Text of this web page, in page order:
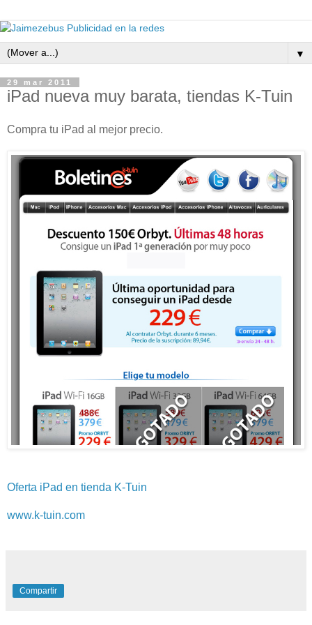
▼
29 mar 2011
iPad nueva muy barata, tiendas K-Tuin
Compra tu iPad al mejor precio.
Oferta iPad en tienda K-Tuin
www.k-tuin.com
Compartir